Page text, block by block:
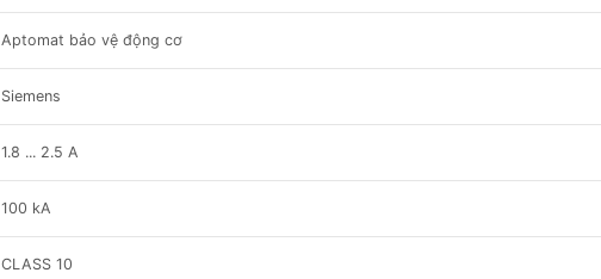
Aptomat bảo vệ động cơ
Siemens
1.8 ... 2.5 A
100 kA
CLASS 10